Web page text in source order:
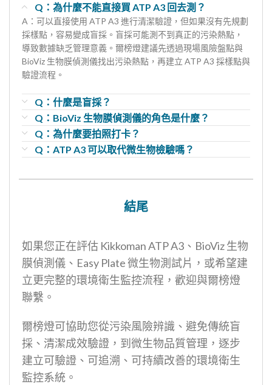
Q：為什麼不能直接買 ATP A3 回去測？
A：可以直接使用 ATP A3 進行清潔驗證，但如果沒有先規劃
採樣點，容易變成盲採。盲採可能測不到真正的污染熱點，
導致數據缺乏管理意義。爾榜燈建議先透過現場風險盤點與
BioViz 生物膜偵測儀找出污染熱點，再建立 ATP A3 採樣點與
驗證流程。
Q：什麼是盲採？
Q：BioViz 生物膜偵測儀的角色是什麼？
Q：為什麼要拍照打卡？
Q：ATP A3 可以取代微生物檢驗嗎？
結尾
如果您正在評估 Kikkoman ATP A3、BioViz 生物
膜偵測儀、Easy Plate 微生物測試片，或希望建
立更完整的環境衛生監控流程，歡迎與爾榜燈
聯繫。
爾榜燈可協助您從污染風險辨識、避免傳統盲
採、清潔成效驗證，到微生物品質管理，逐步
建立可驗證、可追溯、可持續改善的環境衛生
監控系統。